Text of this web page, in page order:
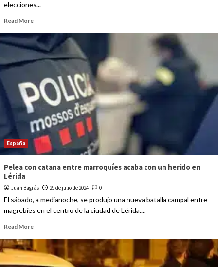
elecciones...
Read More
España
Pelea con catana entre marroquíes acaba con un herido en
Lérida
Juan Bagrás 29 de julio de 2024 0
El sábado, a medianoche, se produjo una nueva batalla campal entre
magrebíes en el centro de la ciudad de Lérida....
Read More